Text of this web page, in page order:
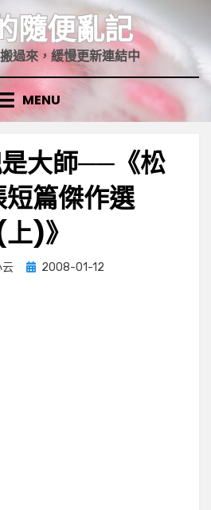
隨便亂記
過來，緩慢更新連結中
MENU
大師──《松
篇傑作選
)》
云
Posted
2008-01-12